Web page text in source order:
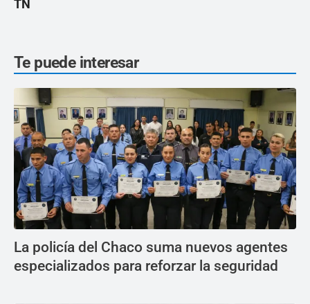
TN
Te puede interesar
La policía del Chaco suma nuevos agentes
especializados para reforzar la seguridad